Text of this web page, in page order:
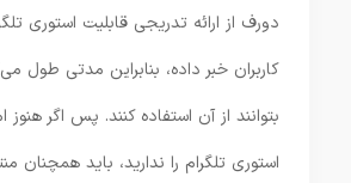
دورف از ارائه تدریجی قابلیت استوری
کاربران خبر داده، بنابراین مدتی طول
بتوانند از آن استفاده کنند. پس اگر هنوز
استوری تلگرام را ندارید، باید همچنان